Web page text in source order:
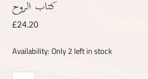
كتاب الروح
£24.20
Availability:Only 2 left in stock